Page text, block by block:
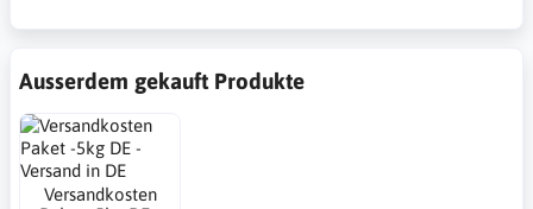
Ausserdem gekauft Produkte
Versandkosten